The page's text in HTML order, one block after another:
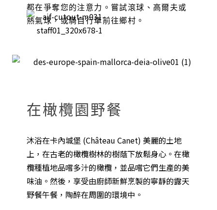
都在爭奪您的注意力。嘗試滾球、高爾夫或
熱氣球，或騎自行車前往鄉村。
在橄欖園野餐
沐浴在卡內城堡 (Château Canet) 美麗的土地
上，在古老的橄欖樹林的樹蔭下放鬆身心。在橄
欖種植地品嚐多汁的橄欖，並品嚐它們生產的美
味油。然後，享受由廚師新鮮烹製的寧靜的露天
野餐午餐，陶醉在周圍的環境中。